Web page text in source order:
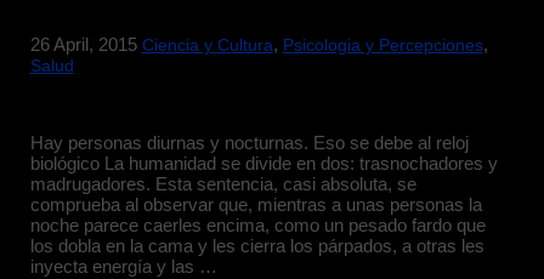
26 April, 2015 Ciencia y Cultura, Psicologia y Percepciones,
Salud
Hay personas diurnas y nocturnas. Eso se debe al reloj
biológico La humanidad se divide en dos: trasnochadores y
madrugadores. Esta sentencia, casi absoluta, se
comprueba al observar que, mientras a unas personas la
noche parece caerles encima, como un pesado fardo que
los dobla en la cama y les cierra los párpados, a otras les
inyecta energía y las …